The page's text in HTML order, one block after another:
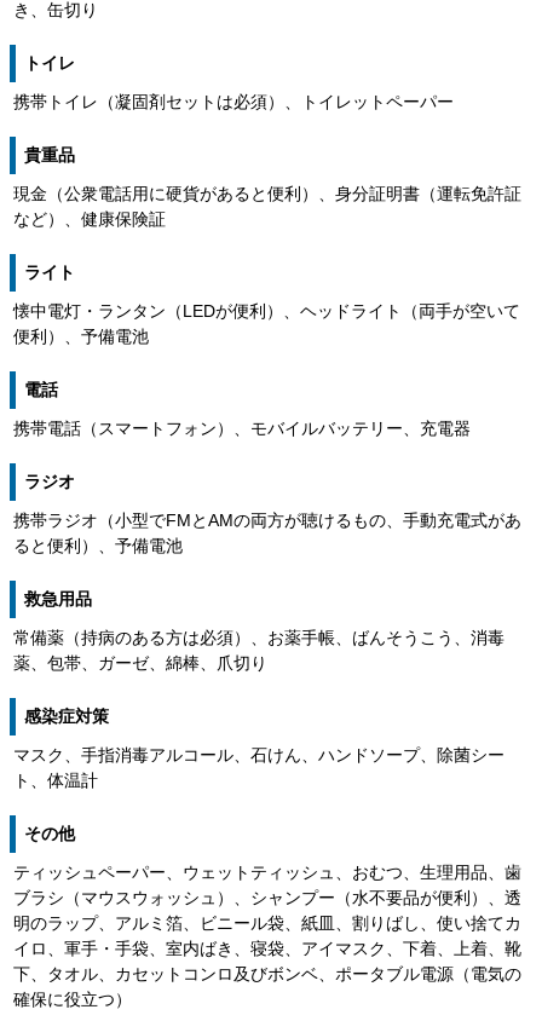
き、缶切り
トイレ
携帯トイレ（凝固剤セットは必須）、トイレットペーパー
貴重品
現金（公衆電話用に硬貨があると便利）、身分証明書（運転免許証
など）、健康保険証
ライト
懐中電灯・ランタン（LEDが便利）、ヘッドライト（両手が空いて
便利）、予備電池
電話
携帯電話（スマートフォン）、モバイルバッテリー、充電器
ラジオ
携帯ラジオ（小型でFMとAMの両方が聴けるもの、手動充電式があ
ると便利）、予備電池
救急用品
常備薬（持病のある方は必須）、お薬手帳、ばんそうこう、消毒
薬、包帯、ガーゼ、綿棒、爪切り
感染症対策
マスク、手指消毒アルコール、石けん、ハンドソープ、除菌シー
ト、体温計
その他
ティッシュペーパー、ウェットティッシュ、おむつ、生理用品、歯
ブラシ（マウスウォッシュ）、シャンプー（水不要品が便利）、透
明のラップ、アルミ箔、ビニール袋、紙皿、割りばし、使い捨てカ
イロ、軍手・手袋、室内ばき、寝袋、アイマスク、下着、上着、靴
下、タオル、カセットコンロ及びボンベ、ポータブル電源（電気の
確保に役立つ）